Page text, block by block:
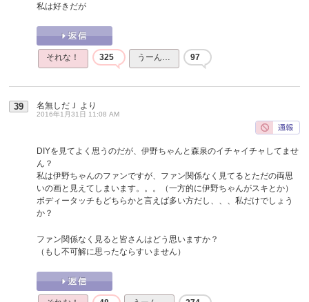
私は好きだが
それな！ 325 うーん… 97
39 名無しだＪ より
2016年1月31日 11:08 AM
DIYを見てよく思うのだが、伊野ちゃんと森泉のイチャイチャしてませ
ん？
私は伊野ちゃんのファンですが、ファン関係なく見てるとただの両思
いの画と見えてしまいます。。。（一方的に伊野ちゃんがスキとか）
ボディータッチもどちらかと言えば多い方だし、、、私だけでしょう
か？
ファン関係なく見ると皆さんはどう思いますか？
（もし不可解に思ったならすいません）